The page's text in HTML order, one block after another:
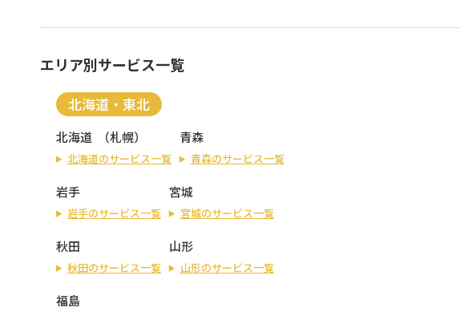
エリア別サービス一覧
北海道・東北
北海道 （札幌）
北海道のサービス一覧
青森
青森のサービス一覧
岩手
岩手のサービス一覧
宮城
宮城のサービス一覧
秋田
秋田のサービス一覧
山形
山形のサービス一覧
福島